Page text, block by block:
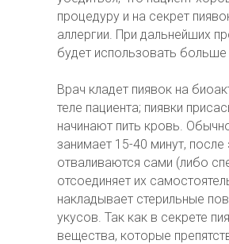
процедуру и на секрет
аллергии. При дальнейших
будет использовать больше
Врач кладет пиявок на
теле пациента; пиявки
начинают пить кровь.
занимает 15-40 минут, после
отваливаются сами (либо
отсоединяет их
накладывает стерильные
укусов. Так как в секрете
вещества, которые